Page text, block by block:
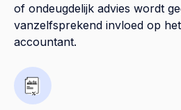
of ondeugdelijk advies wordt
vanzelfsprekend invloed op
accountant.